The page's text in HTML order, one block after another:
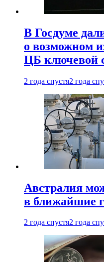
В Госдуме
о возможном
ЦБ ключевой
2 года спустя2 года
Австралия
в ближайшие
2 года спустя2 года